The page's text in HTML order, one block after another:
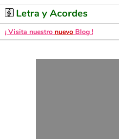
Letra y Acordes
¡ Visita nuestro nuevo Blog !